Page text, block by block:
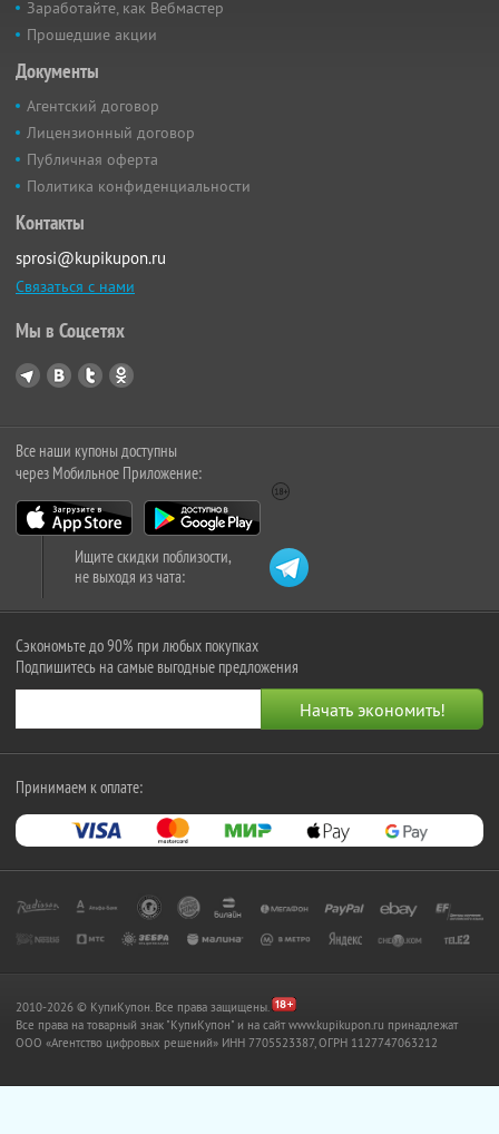
Заработайте, как Вебмастер
Прошедшие акции
Документы
Агентский договор
Лицензионный договор
Публичная оферта
Политика конфиденциальности
Контакты
sprosi@kupikupon.ru
Связаться с нами
Мы в Соцсетях
Все наши купоны доступны
через Мобильное Приложение:
Ищите скидки поблизости,
не выходя из чата:
Сэкономьте до 90% при любых покупках
Подпишитесь на самые выгодные предложения
Принимаем к оплате:
2010-2026 © КупиКупон. Все права защищены.
Все права на товарный знак "КупиКупон" и на сайт www.kupikupon.ru принадлежат
OOO «Агентство цифровых решений» ИНН 7705523387, ОГРН 1127747063212